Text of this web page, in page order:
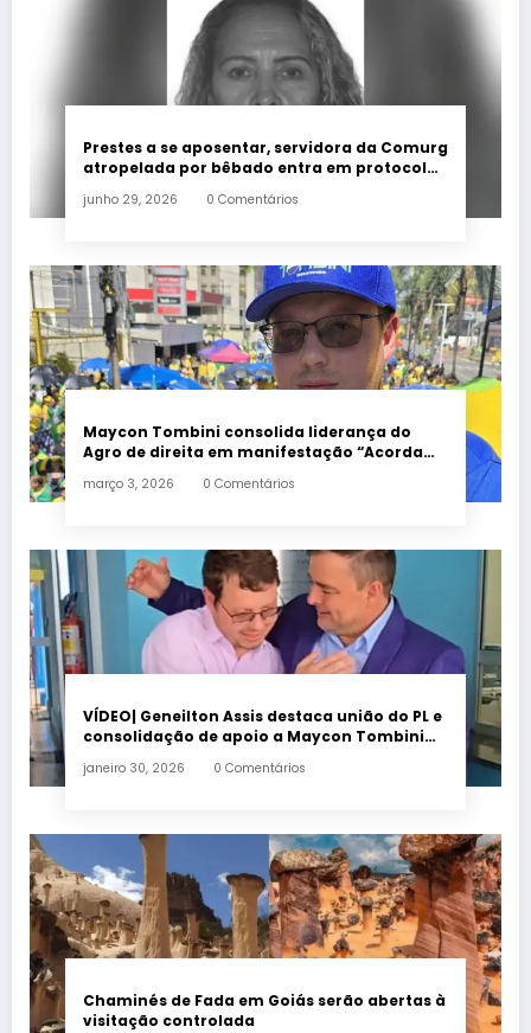
Prestes a se aposentar, servidora da Comurg
atropelada por bêbado entra em protocolo
junho 29, 2026 0 Comentários
Maycon Tombini consolida liderança do
Agro de direita em manifestação “Acorda
março 3, 2026 0 Comentários
VÍDEO| Geneilton Assis destaca união do PL e
consolidação de apoio a Maycon Tombini
janeiro 30, 2026 0 Comentários
Chaminés de Fada em Goiás serão abertas à
visitação controlada